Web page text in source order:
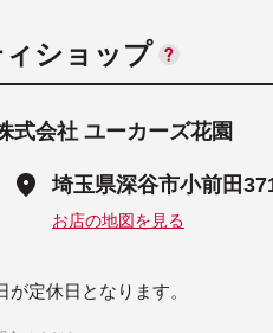
ショップ
式会社 ユーカーズ花園
埼玉県深谷市小前田
お店の地図を見る
定休日となります。